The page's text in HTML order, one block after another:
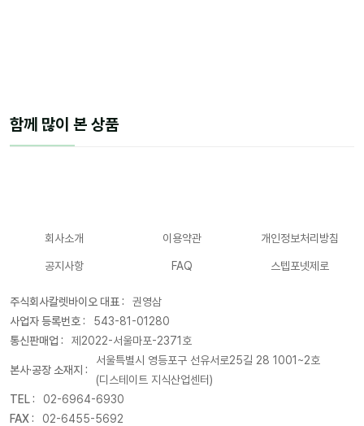
함께 많이 본 상품
회사소개 이용약관 개인정보처리방침
공지사항 FAQ 스텝포넷제로
주식회사칼렛바이오 대표 :
권영삼
사업자 등록번호 :
543-81-01280
통신판매업 :
제2022-서울마포-2371호
본사·공장 소재지 :
서울특별시 영등포구 선유서로25길 28 1001~2호
(디스테이트 지식산업센터)
TEL :
02-6964-6930
FAX :
02-6455-5692